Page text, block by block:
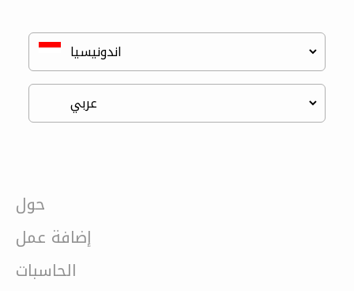
حول
إضافة عمل
الحاسبات